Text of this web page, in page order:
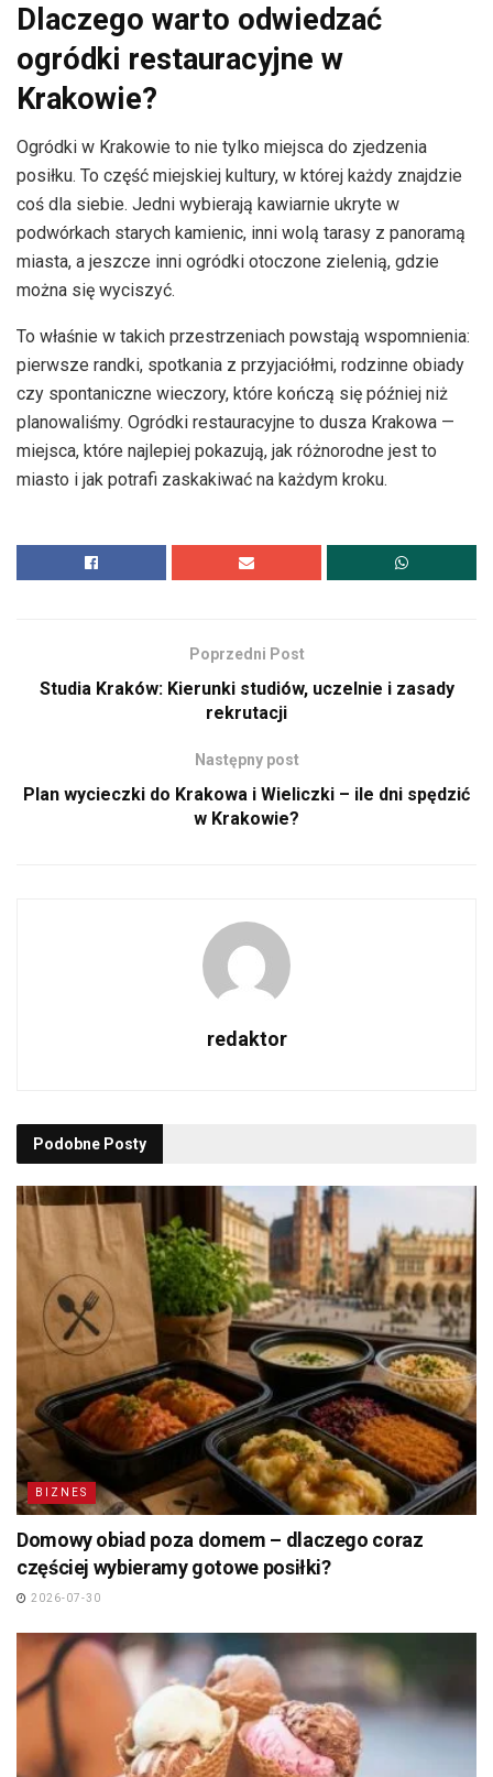
Dlaczego warto odwiedzać
ogródki restauracyjne w
Krakowie?
Ogródki w Krakowie to nie tylko miejsca do zjedzenia
posiłku. To część miejskiej kultury, w której każdy znajdzie
coś dla siebie. Jedni wybierają kawiarnie ukryte w
podwórkach starych kamienic, inni wolą tarasy z panoramą
miasta, a jeszcze inni ogródki otoczone zielenią, gdzie
można się wyciszyć.
To właśnie w takich przestrzeniach powstają wspomnienia:
pierwsze randki, spotkania z przyjaciółmi, rodzinne obiady
czy spontaniczne wieczory, które kończą się później niż
planowaliśmy. Ogródki restauracyjne to dusza Krakowa —
miejsca, które najlepiej pokazują, jak różnorodne jest to
miasto i jak potrafi zaskakiwać na każdym kroku.
Poprzedni Post
Studia Kraków: Kierunki studiów, uczelnie i zasady
rekrutacji
Następny post
Plan wycieczki do Krakowa i Wieliczki – ile dni spędzić
w Krakowie?
redaktor
Podobne Posty
BIZNES
Domowy obiad poza domem – dlaczego coraz
częściej wybieramy gotowe posiłki?
2026-07-30